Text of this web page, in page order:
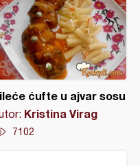
ćufte u ajvar sosu
Kristina Virag
7102